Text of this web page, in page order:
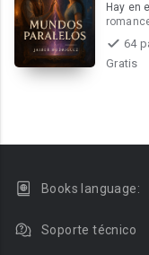
Hay en
64
Gratis
Books language:
Soporte técnico